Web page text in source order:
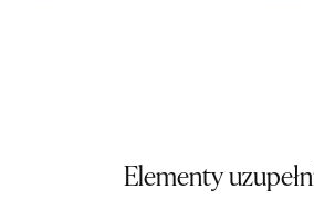
UL.DWORCOWA 4
Elementy